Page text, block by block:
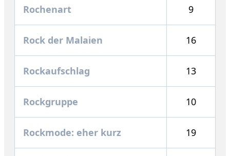
Rochenart 9
Rock der Malaien 16
Rockaufschlag 13
Rockgruppe 10
Rockmode: eher kurz 19